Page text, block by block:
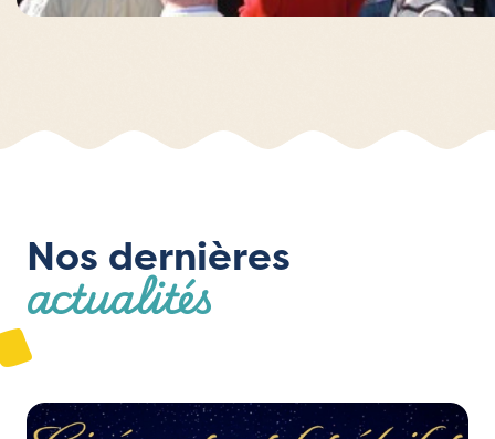
Nos dernières
actualités